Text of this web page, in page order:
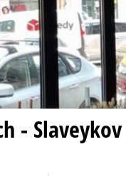
Basnko
- Slaveykov